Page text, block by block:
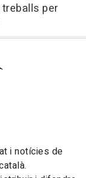
per
i notícies de